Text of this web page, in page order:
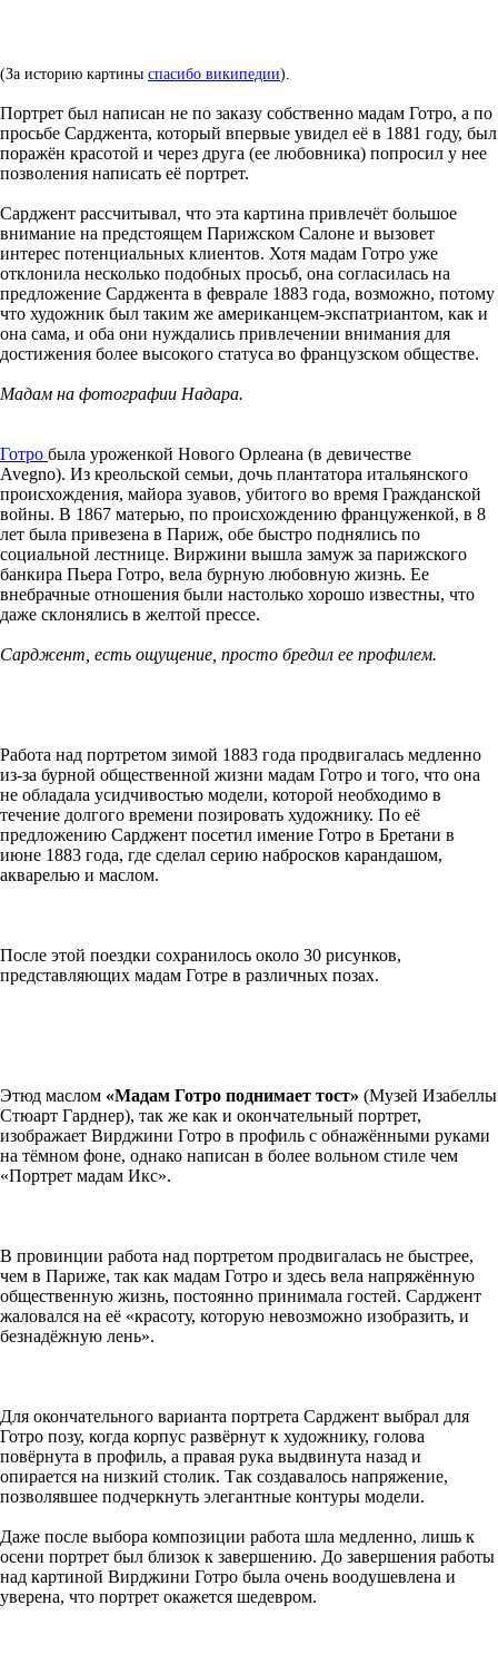
(За историю картины спасибо википедии).
Портрет был написан не по заказу собственно мадам Готро, а по
просьбе Сарджента, который впервые увидел её в 1881 году, был
поражён красотой и через друга (ее любовника) попросил у нее
позволения написать её портрет.
Сарджент рассчитывал, что эта картина привлечёт большое
внимание на предстоящем Парижском Салоне и вызовет
интерес потенциальных клиентов. Хотя мадам Готро уже
отклонила несколько подобных просьб, она согласилась на
предложение Сарджента в феврале 1883 года, возможно, потому
что художник был таким же американцем-экспатриантом, как и
она сама, и оба они нуждались привлечении внимания для
достижения более высокого статуса во французском обществе.
Мадам на фотографии Надара.
Готро была уроженкой Нового Орлеана (в девичестве
Avegno). Из креольской семьи, дочь плантатора итальянского
происхождения, майора зуавов, убитого во время Гражданской
войны. В 1867 матерью, по происхождению француженкой, в 8
лет была привезена в Париж, обе быстро поднялись по
социальной лестнице. Виржини вышла замуж за парижского
банкира Пьера Готро, вела бурную любовную жизнь. Ее
внебрачные отношения были настолько хорошо известны, что
даже склонялись в желтой прессе.
Сарджент, есть ощущение, просто бредил ее профилем.
Работа над портретом зимой 1883 года продвигалась медленно
из-за бурной общественной жизни мадам Готро и того, что она
не обладала усидчивостью модели, которой необходимо в
течение долгого времени позировать художнику. По её
предложению Сарджент посетил имение Готро в Бретани в
июне 1883 года, где сделал серию набросков карандашом,
акварелью и маслом.
После этой поездки сохранилось около 30 рисунков,
представляющих мадам Готре в различных позах.
Этюд маслом «Мадам Готро поднимает тост» (Музей Изабеллы
Стюарт Гарднер), так же как и окончательный портрет,
изображает Вирджини Готро в профиль с обнажёнными руками
на тёмном фоне, однако написан в более вольном стиле чем
«Портрет мадам Икс».
В провинции работа над портретом продвигалась не быстрее,
чем в Париже, так как мадам Готро и здесь вела напряжённую
общественную жизнь, постоянно принимала гостей. Сарджент
жаловался на её «красоту, которую невозможно изобразить, и
безнадёжную лень».
Для окончательного варианта портрета Сарджент выбрал для
Готро позу, когда корпус развёрнут к художнику, голова
повёрнута в профиль, а правая рука выдвинута назад и
опирается на низкий столик. Так создавалось напряжение,
позволявшее подчеркнуть элегантные контуры модели.
Даже после выбора композиции работа шла медленно, лишь к
осени портрет был близок к завершению. До завершения работы
над картиной Вирджини Готро была очень воодушевлена и
уверена, что портрет окажется шедевром.